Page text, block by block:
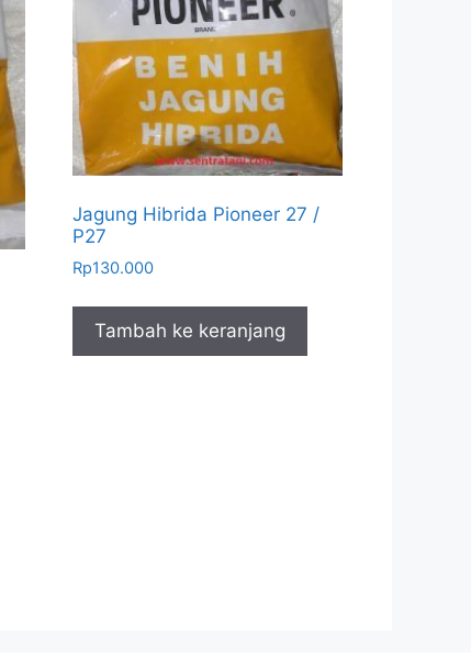
Jagung Hibrida Pioneer 27 /
P27
Rp130.000
Tambah ke keranjang